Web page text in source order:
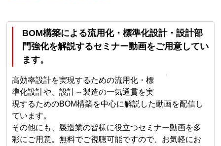
BOM構築による流用化・標準化設計・設計部
門強化を解説するセミナー動画をご用意してい
ます。
高効率設計を実現するための流用化・標
準化設計や、設計～製造の一気通貫を実
現するためのBOM構築を中心に解説した動画を配信し
ています。
その他にも、製造業の皆様に役立つセミナー動画を多
彩にご用意。無料でご視聴可能ですので、お気軽にお